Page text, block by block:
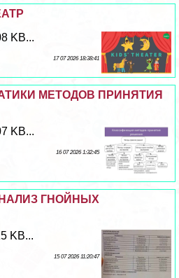
KB...
17 07 2026 18:38:41
МЕТОДОВ ПРИНЯТИЯ
KB...
16 07 2026 1:32:45
ГНОЙНЫХ
KB...
15 07 2026 11:20:47